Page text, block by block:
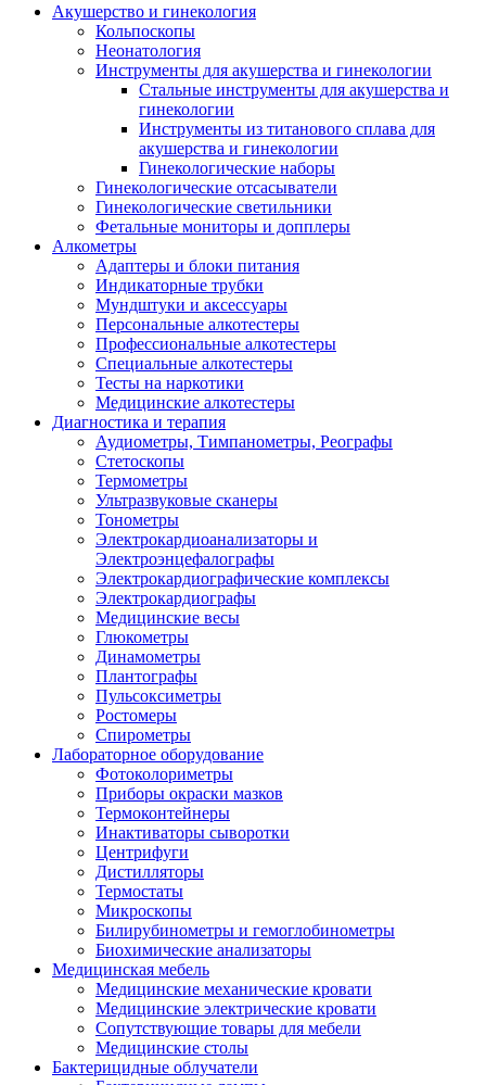
Акушерство и гинекология
Кольпоскопы
Неонатология
Инструменты для акушерства и гинекологии
Стальные инструменты для акушерства и
гинекологии
Инструменты из титанового сплава для
акушерства и гинекологии
Гинекологические наборы
Гинекологические отсасыватели
Гинекологические светильники
Фетальные мониторы и допплеры
Алкометры
Адаптеры и блоки питания
Индикаторные трубки
Мундштуки и аксессуары
Персональные алкотестеры
Профессиональные алкотестеры
Специальные алкотестеры
Тесты на наркотики
Медицинские алкотестеры
Диагностика и терапия
Аудиометры, Тимпанометры, Реографы
Стетоскопы
Термометры
Ультразвуковые сканеры
Тонометры
Электрокардиоанализаторы и
Электроэнцефалографы
Электрокардиографические комплексы
Электрокардиографы
Медицинские весы
Глюкометры
Динамометры
Плантографы
Пульсоксиметры
Ростомеры
Спирометры
Лабораторное оборудование
Фотоколориметры
Приборы окраски мазков
Термоконтейнеры
Инактиваторы сыворотки
Центрифуги
Дистилляторы
Термостаты
Микроскопы
Билирубинометры и гемоглобинометры
Биохимические анализаторы
Медицинская мебель
Медицинские механические кровати
Медицинские электрические кровати
Сопутствующие товары для мебели
Медицинские столы
Бактерицидные облучатели